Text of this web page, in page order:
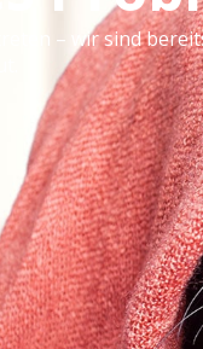
– wir sind